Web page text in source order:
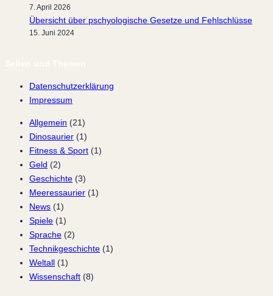
7. April 2026
Übersicht über pschyologische Gesetze und Fehlschlüsse
15. Juni 2024
Datenschutzerklärung
Impressum
Allgemein (21)
Dinosaurier (1)
Fitness & Sport (1)
Geld (2)
Geschichte (3)
Meeressaurier (1)
News (1)
Spiele (1)
Sprache (2)
Technikgeschichte (1)
Weltall (1)
Wissenschaft (8)